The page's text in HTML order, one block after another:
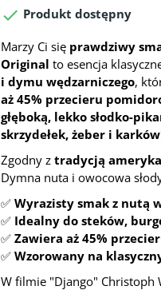
 Produkt dostępny
Marzy Ci się prawdziwy
Original to esencja
i dymu wędzarniczego,
aż 45% przecieru
głęboką, lekko słodko-
skrzydełek, żeber i
Zgodny z tradycją
Dymna nuta i owocowa
✅ Wyrazisty smak z nutą
✅ Idealny do steków,
✅ Zawiera aż 45%
✅ Wzorowany na
W filmie "Django" Christoph